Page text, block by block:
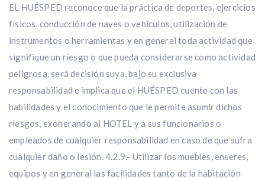
EL HUÉSPED reconoce que la práctica de deportes, ejercicios
físicos, conducción de naves o vehículos, utilización de
instrumentos o herramientas y en general toda actividad que
signifique un riesgo o que pueda considerarse como actividad
peligrosa, será decisión suya, bajo su exclusiva
responsabilidad e implica que el HUÉSPED cuente con las
habilidades y el conocimiento que le permite asumir dichos
riesgos, exonerando al HOTEL y a sus funcionarios o
empleados de cualquier responsabilidad en caso de que sufra
cualquier daño o lesión. 4.2.9.- Utilizar los muebles, enseres,
equipos y en general las facilidades tanto de la habitación